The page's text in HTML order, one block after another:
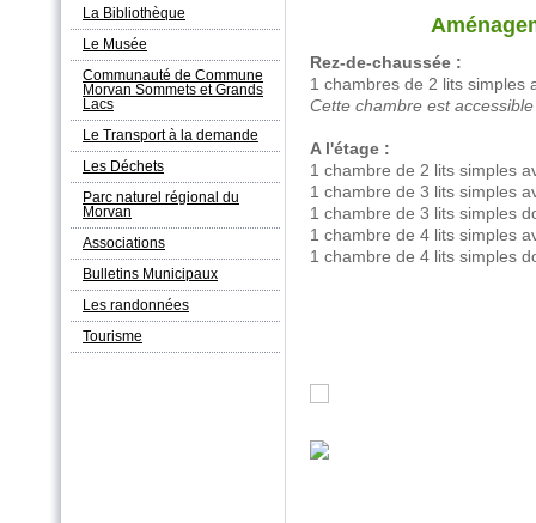
La Bibliothèque
Le Musée
Communauté de Commune
Morvan Sommets et Grands
Lacs
Le Transport à la demande
Les Déchets
Parc naturel régional du
Morvan
Associations
Bulletins Municipaux
Les randonnées
Tourisme
Rez-de-chaussée :
1 chambres de 2 lits simples
Cette chambre est
A l'étage :
1 chambre de 2 lits simples
1 chambre de 3 lits simples
1 chambre de 3 lits simples
1 chambre de 4 lits simples
1 chambre de 4 lits simples